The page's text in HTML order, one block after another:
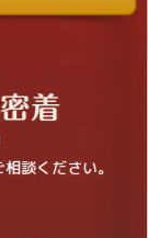
談ください。